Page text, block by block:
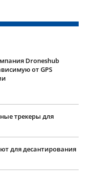
Droneshub
от GPS
трекеры для
для десантирования